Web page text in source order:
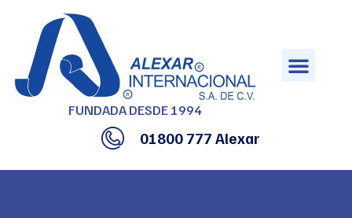
Saltar
contenido
FUNDADA DESDE 1994
01800 777 Alexar